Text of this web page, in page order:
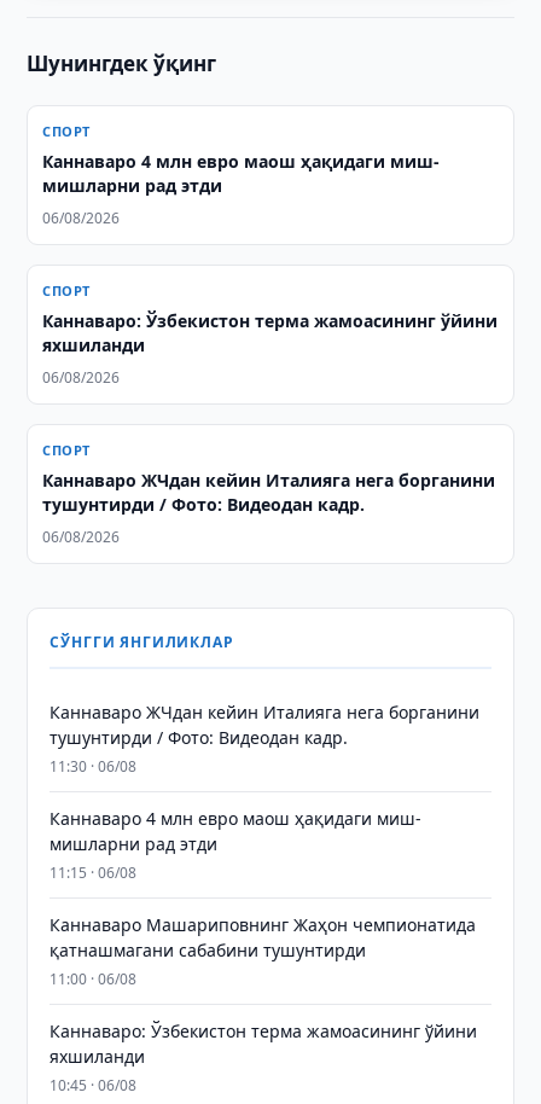
Шунингдек ўқинг
СПОРТ
Каннаваро 4 млн евро маош ҳақидаги миш-
мишларни рад этди
06/08/2026
СПОРТ
Каннаваро: Ўзбекистон терма жамоасининг ўйини
яхшиланди
06/08/2026
СПОРТ
Каннаваро ЖЧдан кейин Италияга нега борганини
тушунтирди / Фото: Видеодан кадр.
06/08/2026
СЎНГГИ ЯНГИЛИКЛАР
Каннаваро ЖЧдан кейин Италияга нега борганини
тушунтирди / Фото: Видеодан кадр.
11:30 · 06/08
Каннаваро 4 млн евро маош ҳақидаги миш-
мишларни рад этди
11:15 · 06/08
Каннаваро Машариповнинг Жаҳон чемпионатида
қатнашмагани сабабини тушунтирди
11:00 · 06/08
Каннаваро: Ўзбекистон терма жамоасининг ўйини
яхшиланди
10:45 · 06/08